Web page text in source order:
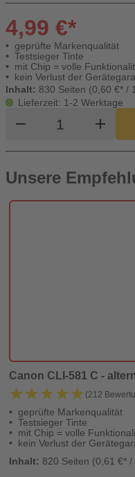
4,99 €*
geprüfte Markenqualität
Testsieger Tinte
mit Chip = volle
kein Verlust der
Inhalt: 830 Seiten (0,60 €* /
Lieferzeit: 1-2 Werktage
remove Produktadd
Unsere
Canon CLI-581 C -
★★★★★
★★★★★ (212
geprüfte Markenqualität
Testsieger Tinte
mit Chip = volle
kein Verlust der
Inhalt: 820 Seiten (0,61 €* /